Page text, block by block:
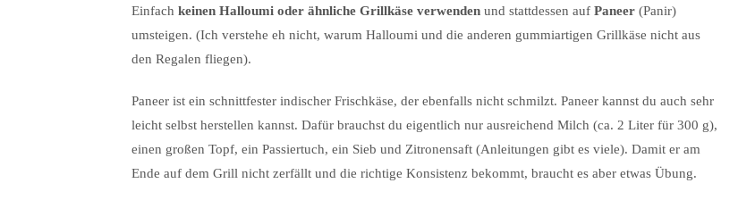
Einfach keinen Halloumi oder ähnliche Grillkäse verwenden und stattdessen auf Paneer (Panir)
umsteigen. (Ich verstehe eh nicht, warum Halloumi und die anderen gummiartigen Grillkäse nicht aus
den Regalen fliegen).
Paneer ist ein schnittfester indischer Frischkäse, der ebenfalls nicht schmilzt. Paneer kannst du auch sehr
leicht selbst herstellen kannst. Dafür brauchst du eigentlich nur ausreichend Milch (ca. 2 Liter für 300 g),
einen großen Topf, ein Passiertuch, ein Sieb und Zitronensaft (Anleitungen gibt es viele). Damit er am
Ende auf dem Grill nicht zerfällt und die richtige Konsistenz bekommt, braucht es aber etwas Übung.